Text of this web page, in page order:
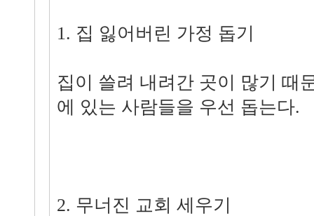
1. 집 잃어버린 가정 돕기
집이 쓸려 내려간 곳이 많기 때
에 있는 사람들을 우선 돕는다.
2. 무너진 교회 세우기